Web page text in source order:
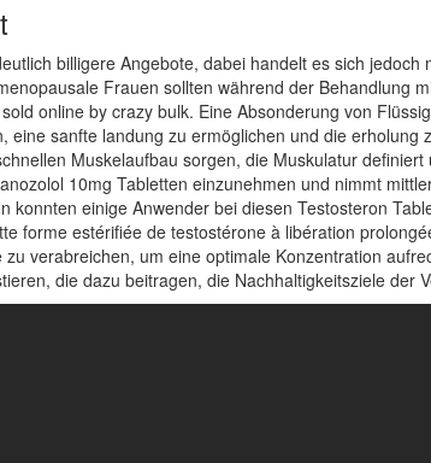
billigere Angebote, dabei handelt es sich
Frauen sollten während der Behandlung
online by crazy bulk. Eine Absonderung von
eine sanfte landung zu ermöglichen und die
Muskelaufbau sorgen, die Muskulatur
10mg Tabletten einzunehmen und nimmt
konnten einige Anwender bei diesen Testosteron
forme estérifiée de testostérone à libération
zu verabreichen, um eine optimale Konzentration
die dazu beitragen, die Nachhaltigkeitsziele